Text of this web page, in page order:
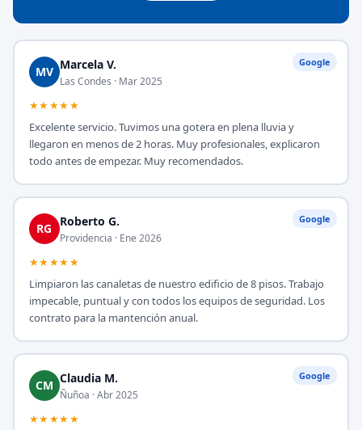
Google
MV Marcela V.
Las Condes · Mar 2025
★★★★★
Excelente servicio. Tuvimos una gotera en plena lluvia y
llegaron en menos de 2 horas. Muy profesionales, explicaron
todo antes de empezar. Muy recomendados.
Google
RG Roberto G.
Providencia · Ene 2026
★★★★★
Limpiaron las canaletas de nuestro edificio de 8 pisos. Trabajo
impecable, puntual y con todos los equipos de seguridad. Los
contrato para la mantención anual.
Google
CM Claudia M.
Ñuñoa · Abr 2025
★★★★★